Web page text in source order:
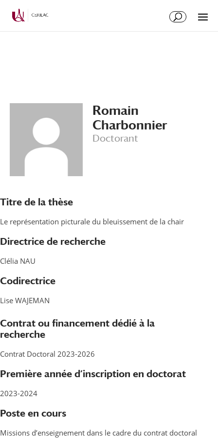
Romain
Charbonnier
Doctorant
Titre de la thèse
Le représentation picturale du bleuissement de la chair
Directrice de recherche
Clélia NAU
Codirectrice
Lise WAJEMAN
Contrat ou financement dédié à la
recherche
Contrat Doctoral 2023-2026
Première année d’inscription en doctorat
2023-2024
Poste en cours
Missions d’enseignement dans le cadre du contrat doctoral